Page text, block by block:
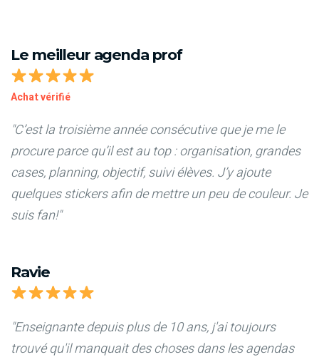
Le meilleur agenda prof
Achat vérifié
"C’est la troisième année consécutive que je me le
procure parce qu’il est au top : organisation, grandes
cases, planning, objectif, suivi élèves. J’y ajoute
quelques stickers afin de mettre un peu de couleur. Je
suis fan!"
Ravie
"Enseignante depuis plus de 10 ans, j'ai toujours
trouvé qu'il manquait des choses dans les agendas